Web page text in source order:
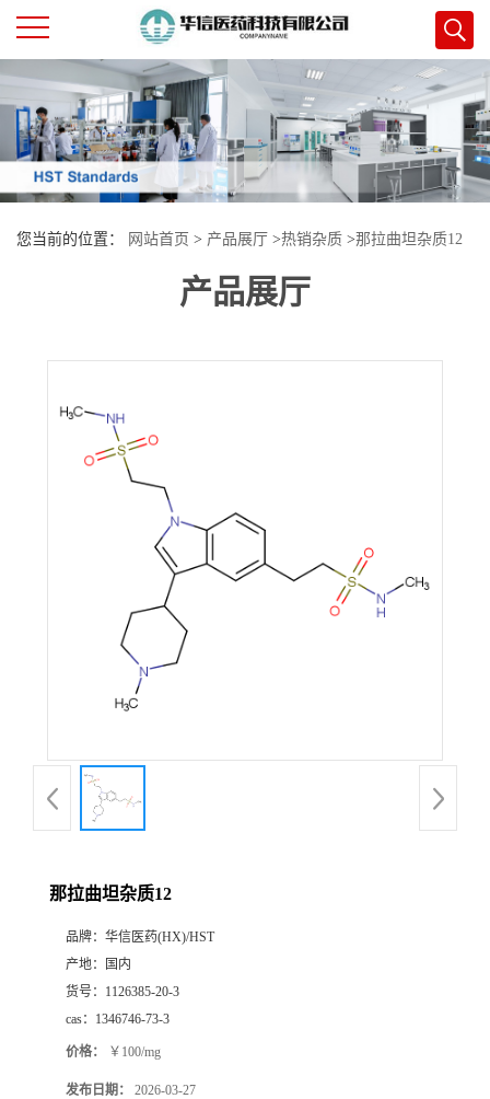
公
司
首
页
司
书
誉
您当前的位置： 网站首页 > 产品展厅 >热销杂质 >那拉曲坦杂质12
产品展厅
那拉曲坦杂质12
品牌： 华信医药(HX)/HST
产地：
国内
货号： 1126385-20-3
cas： 1346746-73-3
价格： ￥100/mg
发布日期： 2026-03-27